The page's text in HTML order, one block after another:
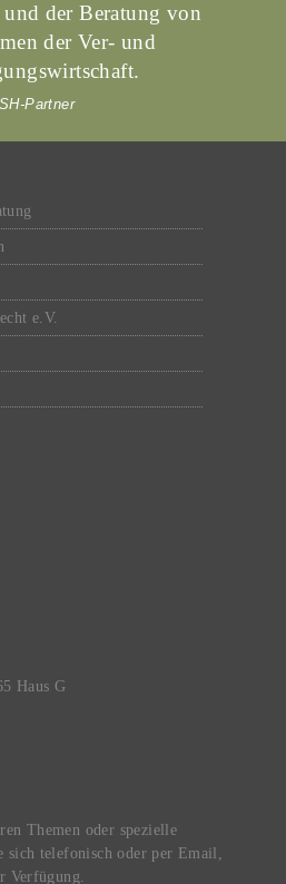
der Beratung von
der Ver- und
SH-Partner
e.V.
Haus G
Themen oder spezielle
sich telefonisch oder per Email,
Verfügung.